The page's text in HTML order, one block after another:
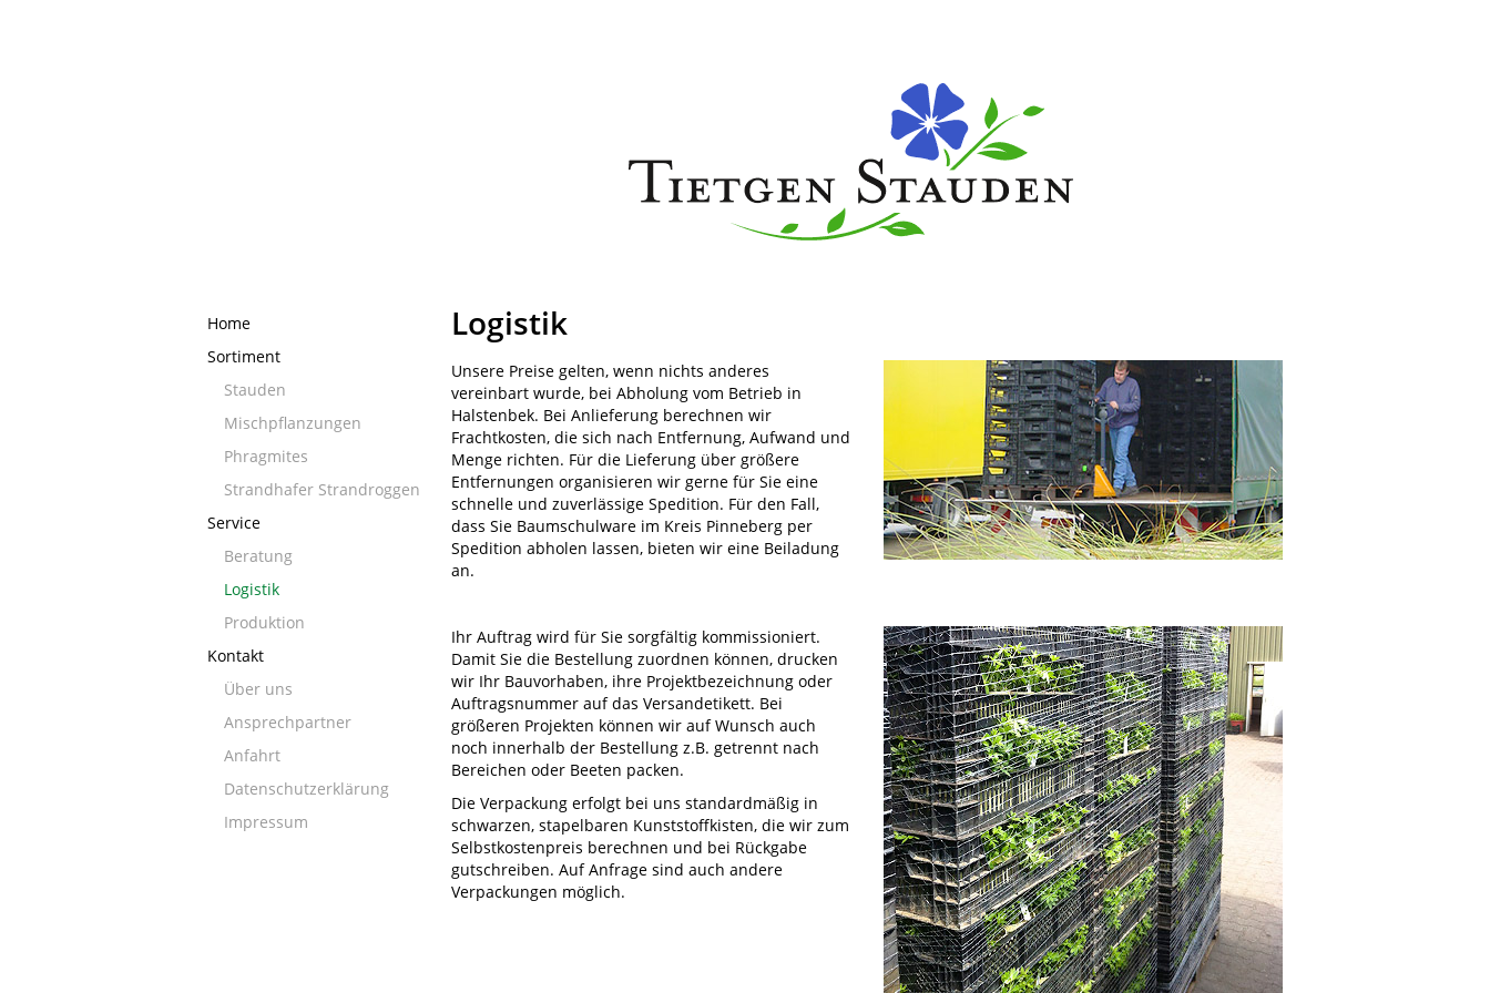
Home
Sortiment
Stauden
Mischpflanzungen
Phragmites
Strandhafer Strandroggen
Service
Beratung
Logistik
Produktion
Kontakt
Über uns
Ansprechpartner
Anfahrt
Datenschutzerklärung
Impressum
Logistik
Unsere Preise gelten, wenn nichts anderes
vereinbart wurde, bei Abholung vom Betrieb in
Halstenbek. Bei Anlieferung berechnen wir
Frachtkosten, die sich nach Entfernung, Aufwand und
Menge richten. Für die Lieferung über größere
Entfernungen organisieren wir gerne für Sie eine
schnelle und zuverlässige Spedition. Für den Fall,
dass Sie Baumschulware im Kreis Pinneberg per
Spedition abholen lassen, bieten wir eine Beiladung
an.
Ihr Auftrag wird für Sie sorgfältig kommissioniert.
Damit Sie die Bestellung zuordnen können, drucken
wir Ihr Bauvorhaben, ihre Projektbezeichnung oder
Auftragsnummer auf das Versandetikett. Bei
größeren Projekten können wir auf Wunsch auch
noch innerhalb der Bestellung z.B. getrennt nach
Bereichen oder Beeten packen.
Die Verpackung erfolgt bei uns standardmäßig in
schwarzen, stapelbaren Kunststoffkisten, die wir zum
Selbstkostenpreis berechnen und bei Rückgabe
gutschreiben. Auf Anfrage sind auch andere
Verpackungen möglich.